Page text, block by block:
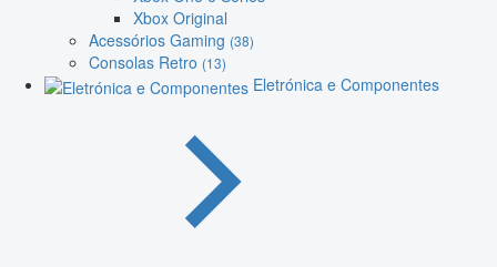
Xbox Original
Acessórios Gaming (38)
Consolas Retro (13)
Eletrónica e Componentes